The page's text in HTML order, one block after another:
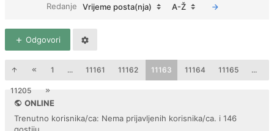
Redanje
Vrijeme posta(nja) A-Ž
Odgovori
1 ... 11161 11162 11163 11164 11165 ...
11205
ONLINE
Trenutno korisnika/ca: Nema prijavljenih korisnika/ca. i 146